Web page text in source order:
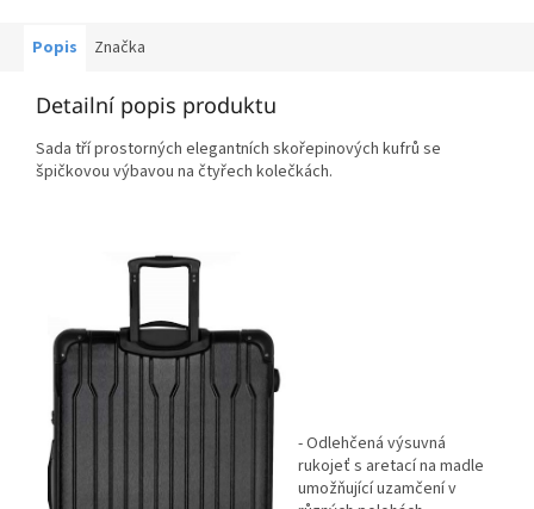
Popis Značka
Detailní popis produktu
Sada tří prostorných elegantních skořepinových kufrů se
špičkovou výbavou na čtyřech kolečkách.
- Odlehčená výsuvná
rukojeť s aretací na madle
umožňující uzamčení v